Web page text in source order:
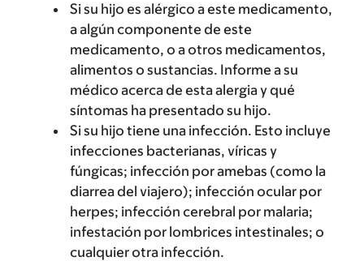
Si su hijo es alérgico a este medicamento,
a algún componente de este
medicamento, o a otros medicamentos,
alimentos o sustancias. Informe a su
médico acerca de esta alergia y qué
síntomas ha presentado su hijo.
Si su hijo tiene una infección. Esto incluye
infecciones bacterianas, víricas y
fúngicas; infección por amebas (como la
diarrea del viajero); infección ocular por
herpes; infección cerebral por malaria;
infestación por lombrices intestinales; o
cualquier otra infección.